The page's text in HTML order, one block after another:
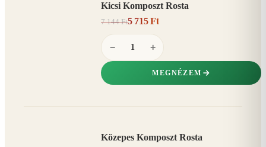
Kicsi Komposzt Rosta
7 144 Ft5 715 Ft
− +
MEGNÉZEM
Közepes Komposzt Rosta